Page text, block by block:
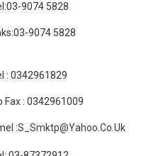
9074 5828
9074 5828
: 0342961829
Fax : 0342961009
:S_Smktp@Yahoo.Co.Uk